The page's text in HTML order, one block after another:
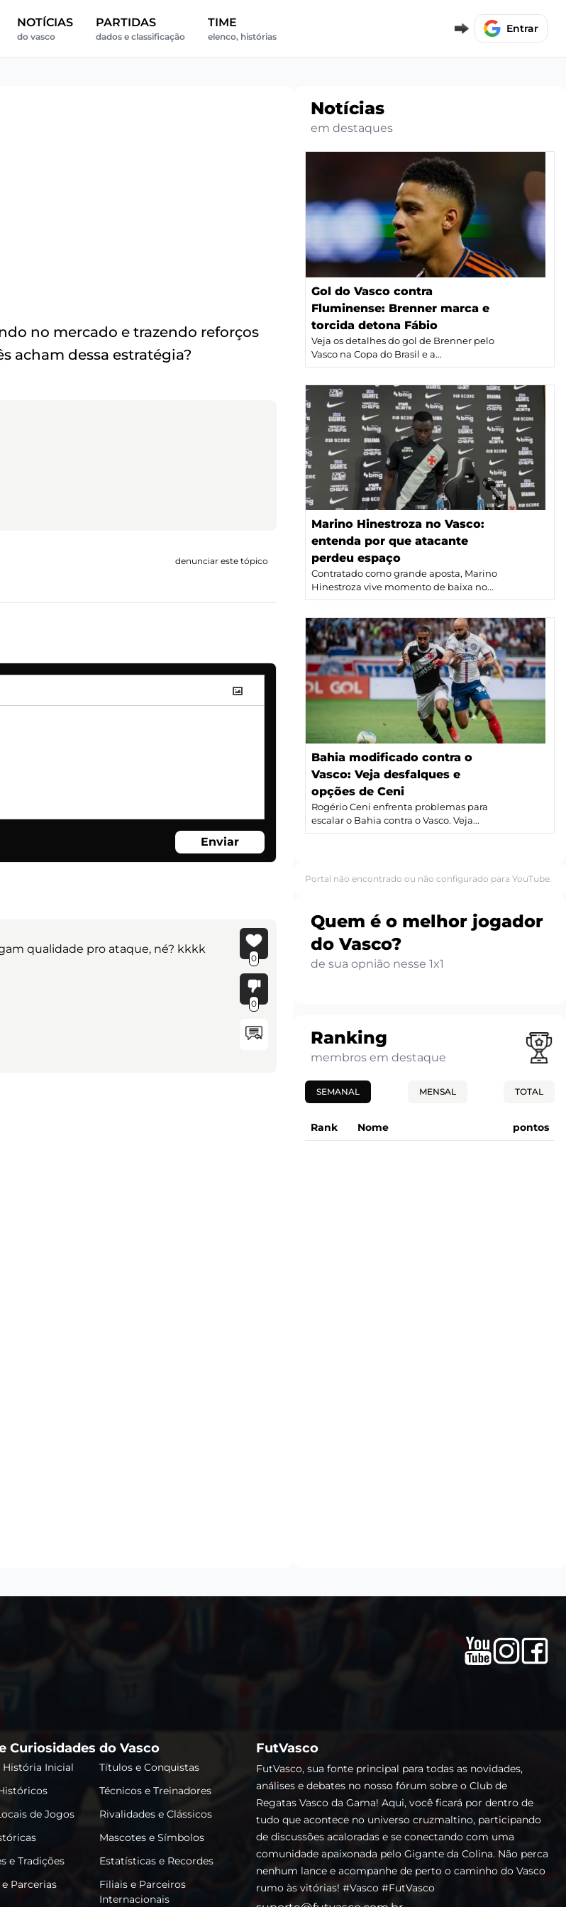
NOTÍCIAS
do vasco
PARTIDAS
dados e classificação
TIME
elenco, histórias
Entrar
no mercado e trazendo reforços
acham dessa estratégia?
denunciar este tópico
Enviar
qualidade pro ataque, né? kkkk
0
0
Notícias
em destaques
Gol do Vasco contra
Fluminense: Brenner marca e
torcida detona Fábio
Veja os detalhes do gol de Brenner pelo
Vasco na Copa do Brasil e a...
Marino Hinestroza no Vasco:
entenda por que atacante
perdeu espaço
Contratado como grande aposta, Marino
Hinestroza vive momento de baixa no...
Bahia modificado contra o
Vasco: Veja desfalques e
opções de Ceni
Rogério Ceni enfrenta problemas para
escalar o Bahia contra o Vasco. Veja...
Portal não encontrado ou não configurado para YouTube.
Quem é o melhor jogador
do Vasco?
de sua opnião nesse 1x1
Ranking
membros em destaque
SEMANAL MENSAL TOTAL
Rank Nome pontos
Curiosidades do Vasco
História Inicial
Títulos e Conquistas
Técnicos e Treinadores
de Jogos
Rivalidades e Clássicos
Mascotes e Símbolos
e Tradições
Estatísticas e Recordes
Parcerias
Filiais e Parceiros
Internacionais
FutVasco
FutVasco, sua fonte principal para todas as novidades,
análises e debates no nosso fórum sobre o Club de
Regatas Vasco da Gama! Aqui, você ficará por dentro de
tudo que acontece no universo cruzmaltino, participando
de discussões acaloradas e se conectando com uma
comunidade apaixonada pelo Gigante da Colina. Não perca
nenhum lance e acompanhe de perto o caminho do Vasco
rumo às vitórias! #Vasco #FutVasco